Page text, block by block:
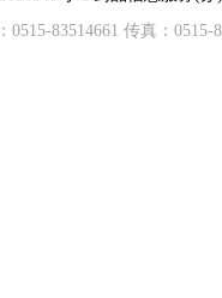
0515-83514661 传真：